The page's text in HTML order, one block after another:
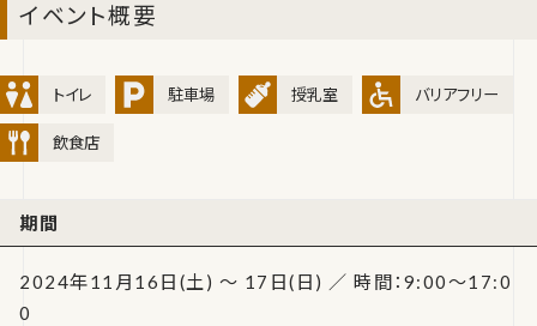
イベント概要
トイレ 駐車場 授乳室 バリアフリー
飲食店
期間
2024年11月16日(土) ～ 17日(日) ／ 時間：9:00～17:0
0